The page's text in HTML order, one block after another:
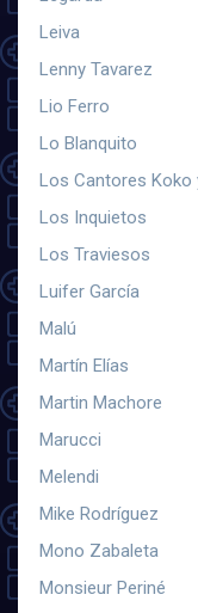
Leiva
Lenny Tavarez
Lio Ferro
Lo Blanquito
Los Cantores Koko
Los Inquietos
Los Traviesos
Luifer García
Malú
Martín Elías
Martin Machore
Marucci
Melendi
Mike Rodríguez
Mono Zabaleta
Monsieur Periné